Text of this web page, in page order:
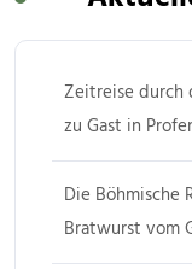
Zeitreise durch
zu Gast in
Die Böhmische
Bratwurst vom